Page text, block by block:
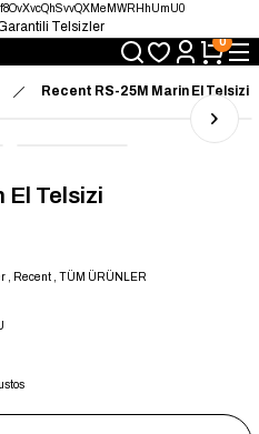
Garantili Telsizler
Hızlı Teslimat
Telsiz Merkezi
0
Recent RS-25M Marin El Telsizi
El Telsizi
Recent
TÜM ÜRÜNLER